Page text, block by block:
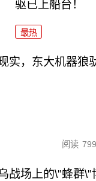
驱已上船台！
最热
实，东大机器狼
阅读
战场上的\"蜂群\"